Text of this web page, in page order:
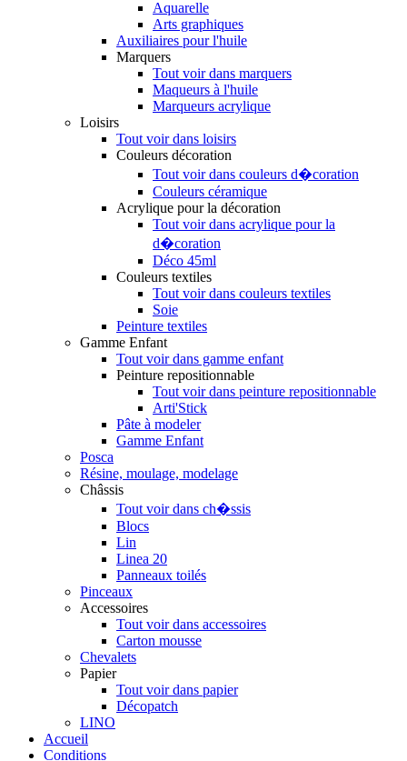
Aquarelle
Arts graphiques
Auxiliaires pour l'huile
Marquers
Tout voir dans marquers
Maqueurs à l'huile
Marqueurs acrylique
Loisirs
Tout voir dans loisirs
Couleurs décoration
Tout voir dans couleurs d�coration
Couleurs céramique
Acrylique pour la décoration
Tout voir dans acrylique pour la
d�coration
Déco 45ml
Couleurs textiles
Tout voir dans couleurs textiles
Soie
Peinture textiles
Gamme Enfant
Tout voir dans gamme enfant
Peinture repositionnable
Tout voir dans peinture repositionnable
Arti'Stick
Pâte à modeler
Gamme Enfant
Posca
Résine, moulage, modelage
Châssis
Tout voir dans ch�ssis
Blocs
Lin
Linea 20
Panneaux toilés
Pinceaux
Accessoires
Tout voir dans accessoires
Carton mousse
Chevalets
Papier
Tout voir dans papier
Décopatch
LINO
Accueil
Conditions